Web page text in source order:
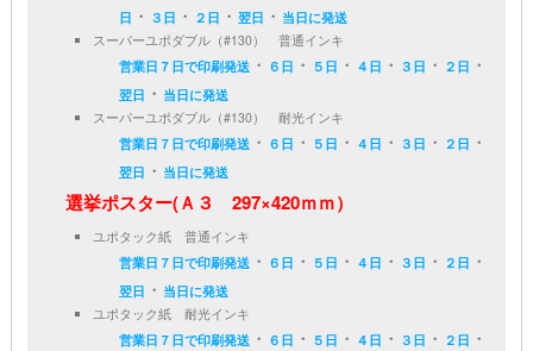
日 ・ ３日 ・ ２日 ・翌日 ・ 当日に発送
スーパーユポダブル（#130） 普通インキ
営業日７日で印刷発送 ・ ６日 ・ ５日 ・ ４日 ・ ３日 ・ ２日 ・
翌日 ・ 当日に発送
スーパーユポダブル（#130） 耐光インキ
営業日７日で印刷発送 ・ ６日 ・ ５日 ・ ４日 ・ ３日 ・ ２日 ・
翌日 ・ 当日に発送
選挙ポスター(Ａ３ 297×420ｍｍ）
ユポタック紙 普通インキ
営業日７日で印刷発送 ・ ６日 ・ ５日 ・ ４日 ・ ３日 ・ ２日 ・
翌日 ・ 当日に発送
ユポタック紙 耐光インキ
営業日７日で印刷発送 ・ ６日 ・ ５日 ・ ４日 ・ ３日 ・ ２日 ・